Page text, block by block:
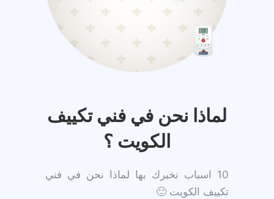
لماذا نحن في فني تكييف
الكويت ؟
10 اسباب نخبرك بها لماذا نحن في فني
تكييف الكويت 🙂